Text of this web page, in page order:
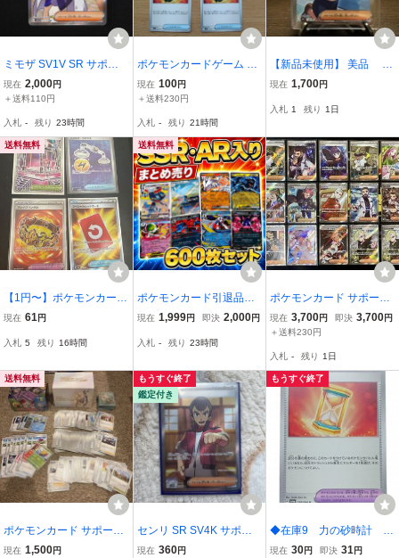
ミモザ SV1V SR サポー
ト トレーナーズ ポケカ
ポケモンカード
現在 2,000円
＋送料110円
入札 - 残り 23時間
ポケモンカードゲーム ス
トームエメラルダ ぼうけ
んのランタン トレーナー
現在 100円
＋送料230円
入札 - 残り 21時間
【新品未使用】 美品 ポ
ケモンカード アビスアイ
ズ カスミの元気 M5
現在 1,700円
入札 1 残り 1日
送料無料
【1円〜】ポケモンカード
SR 4枚セットトレーナー
現在 61 円
入札 5 残り 16時間
送料無料
ポケモンカード引退品
まとめ売り 約600枚セ
ノーマル トレーナーズ レ
ト サザンドラ
現在 1,999円 即決 2,000円
入札 - 残り 23時間
ポケモンカード サポート
トレーナーズ SR 15枚セ
ット まとめ売り
現在 3,700円 即決 3,700円
＋送料230円
入札 - 残り 1日
送料無料
ポケモンカード サポート
トレーナーズ グッズ まと
現在 1,500円
もうすぐ終了
鑑定付き
センリ SR SV4K サポー
ト ポケモンカード トレー
現在 360円
もうすぐ終了
◆在庫9 力の砂時計 ト
レーナーズ グッズ ポ
現在 30円 即決 31円